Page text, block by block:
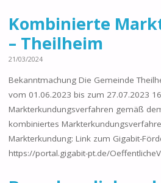
Kombinierte
– Theilheim
21/03/2024
Bekanntmachung Die Gemeinde
vom 01.06.2023 bis zum 27.07.2023
Markterkundungsverfahren gemäß
kombiniertes
Markterkundung: Link zum Gigabit-
https://portal.gigabit-pt.de/